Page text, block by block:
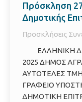
Πρόσκληση
Δημοτικής
Προσκλήσεις
ΕΛΛΗΝΙΚΗ
2025 ΔΗΜΟΣ
ΑΥΤΟΤΕΛΕΣ
ΓΡΑΦΕΙΟ
ΔΗΜΟΤΙΚΗ